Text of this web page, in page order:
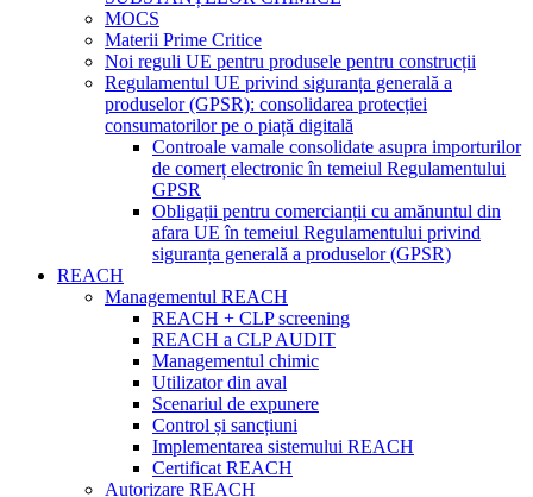
MOCS
Materii Prime Critice
Noi reguli UE pentru produsele pentru construcții
Regulamentul UE privind siguranța generală a
produselor (GPSR): consolidarea protecției
consumatorilor pe o piață digitală
Controale vamale consolidate asupra importurilor
de comerț electronic în temeiul Regulamentului
GPSR
Obligații pentru comercianții cu amănuntul din
afara UE în temeiul Regulamentului privind
siguranța generală a produselor (GPSR)
REACH
Managementul REACH
REACH + CLP screening
REACH a CLP AUDIT
Managementul chimic
Utilizator din aval
Scenariul de expunere
Control și sancțiuni
Implementarea sistemului REACH
Certificat REACH
Autorizare REACH